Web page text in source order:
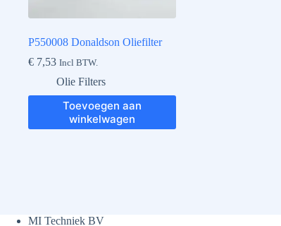
P550008 Donaldson Oliefilter
€ 7,53 Incl BTW.
Olie Filters
Toevoegen aan
winkelwagen
MI Techniek BV